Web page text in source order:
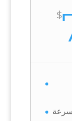
$